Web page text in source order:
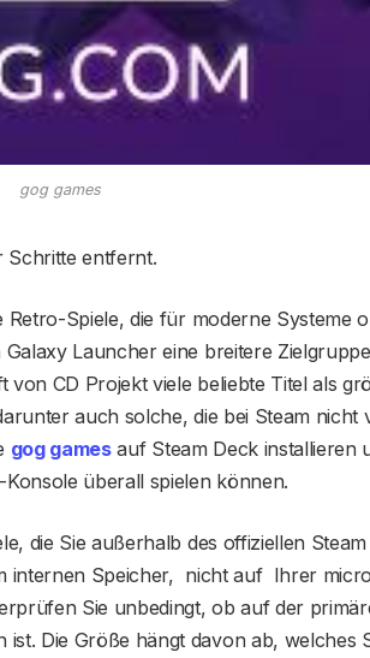
gog games
Schritte entfernt.
Spiele, die für moderne Systeme
Launcher eine breitere
von CD Projekt viele beliebte Titel als
auch solche, die bei Steam nicht
gog gamesauf Steam Deck installieren
überall spielen können.
die Sie außerhalb des offiziellen
internen Speicher, nicht auf Ihrer
Sie unbedingt, ob auf der
Die Größe hängt davon ab, welches